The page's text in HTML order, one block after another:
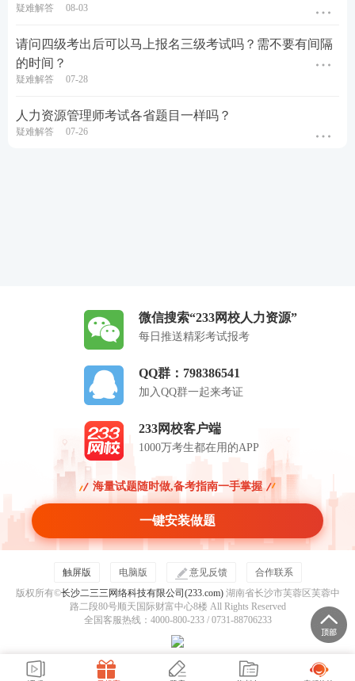
疑难解答 08-03
请问四级考出后可以马上报名三级考试吗？需不要有间隔
的时间？
疑难解答 07-28
人力资源管理师考试各省题目一样吗？
疑难解答 07-26
微信搜索“233网校人力资源”
每日推送精彩考试报考
QQ群：798386541
加入QQ群一起来考证
233网校客户端
1000万考生都在用的APP
海量试题随时做,备考指南一手掌握
一键安装做题
触屏版 电脑版 意见反馈
合作联系
版权所有©长沙二三三网络科技有限公司(233.com)湖南省长沙市芙蓉区芙蓉中
路二段80号顺天国际财富中心8楼 All Rights Reserved
全国客服热线：4000-800-233 / 0731-88706233